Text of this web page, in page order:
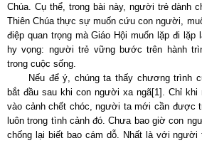
Chúa. Cụ thể, trong bài này, người trẻ dành
Thiên Chúa thực sự muốn cứu con người,
điệp quan trọng mà Giáo Hội muốn lặp đi
hy vọng: người trẻ vững bước trên hành
trong cuộc sống.
Nếu để ý, chúng ta thấy chương trình
bắt đầu sau khi con người xa ngã[1] . Chỉ khi
vào cảnh chết chóc, người ta mới cần được
luôn trong tình cảnh đó. Chưa bao giờ con
chống lại biết bao cám dỗ. Nhất là với